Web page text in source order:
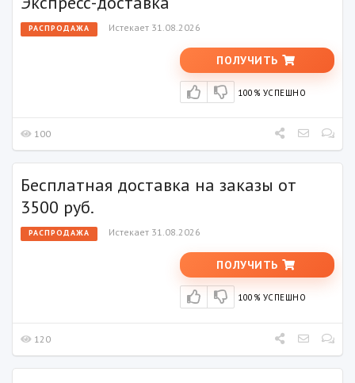
РАСПРОДАЖА Истекает 31.08.2026
ПОЛУЧИТЬ
100% УСПЕШНО
100
Бесплатная доставка на заказы от
3500 руб.
РАСПРОДАЖА Истекает 31.08.2026
ПОЛУЧИТЬ
100% УСПЕШНО
120